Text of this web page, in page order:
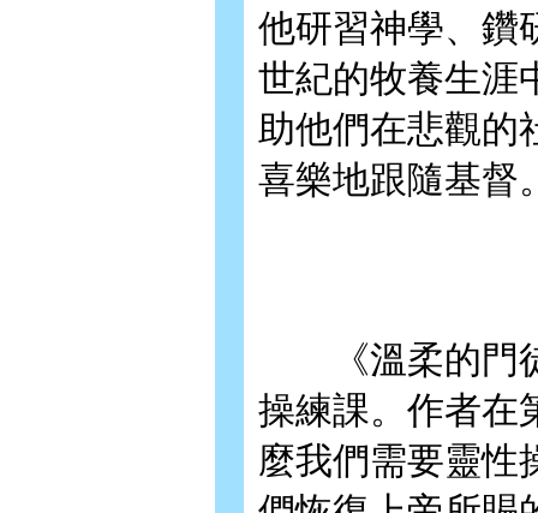
他研習神學、鑽
世紀的牧養生涯
助他們在悲觀的
喜樂地跟隨基督
《溫柔的門徒
操練課。作者在
麼我們需要靈性